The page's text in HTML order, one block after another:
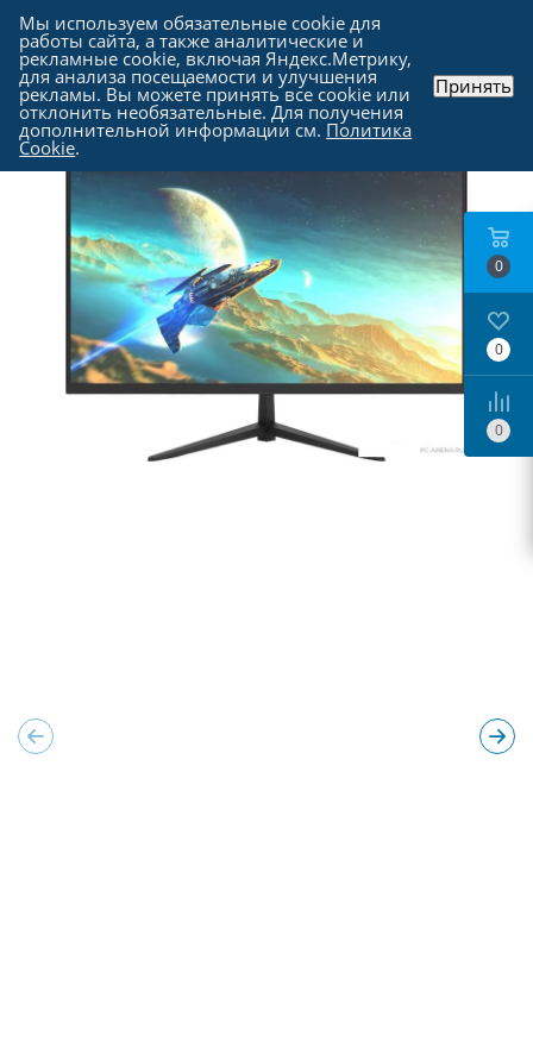
Каталог - Мониторы
0
0
0
Мы используем обязательные cookie для
работы сайта, а также аналитические и
рекламные cookie, включая Яндекс.Метрику,
для анализа посещаемости и улучшения
рекламы. Вы можете принять все cookie или
отклонить необязательные. Для получения
дополнительной информации см. Политика
Cookie.
Принять